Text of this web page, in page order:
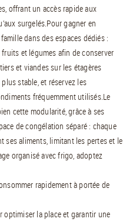
offrant un accès rapide aux
surgelés.Pour gagner en
dans des espaces dédiés :
et légumes afin de conserver
et viandes sur les étagères
stable, et réservez les
fréquemment utilisés.Le
cette modularité, grâce à ses
de congélation séparé : chaque
ses aliments, limitant les pertes et le
organisé avec frigo, adoptez
rapidement à portée de
la place et garantir une